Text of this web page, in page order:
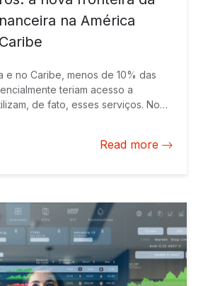
na América
e no Caribe, menos de 10% das
teriam acesso a
de fato, esses serviços. No
o setor de seguros, ao
Read more